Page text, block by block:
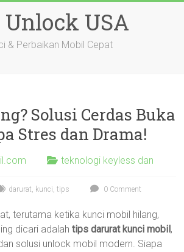
Unlock USA
& Perbaikan Mobil Cepat
Solusi Cerdas Buka
Stres dan Drama!
teknologi keyless dan
darurat, kunci,tips 0 Comment
terutama ketika kunci mobil hilang,
dicari adalahtips darurat kunci mobil,
solusi unlock mobil modern. Siapa